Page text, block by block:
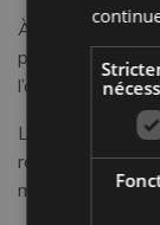
À l’
Hôtel
pendant que les
l’animation
Les chambres
réfrigérateur et
maximum de